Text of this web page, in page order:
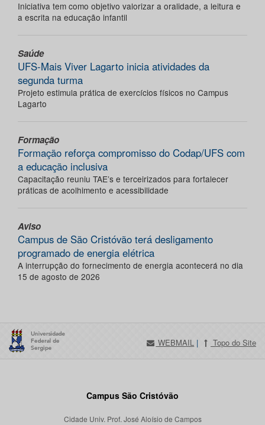
Iniciativa tem como objetivo valorizar a oralidade, a leitura e
a escrita na educação infantil
Saúde
UFS-Mais Viver Lagarto inicia atividades da
segunda turma
Projeto estimula prática de exercícios físicos no Campus
Lagarto
Formação
Formação reforça compromisso do Codap/UFS com
a educação inclusiva
Capacitação reuniu TAE’s e terceirizados para fortalecer
práticas de acolhimento e acessibilidade
Aviso
Campus de São Cristóvão terá desligamento
programado de energia elétrica
A interrupção do fornecimento de energia acontecerá no dia
15 de agosto de 2026
WEBMAIL | Topo do Site
Campus São Cristóvão
Cidade Univ. Prof. José Aloísio de Campos